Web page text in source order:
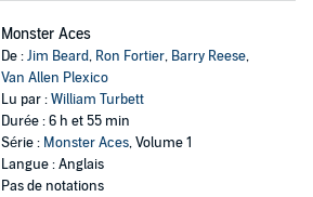
Monster Aces
De :Jim Beard, Ron Fortier, Barry Reese,
Van Allen Plexico
Lu par :William Turbett
Durée : 6 h et 55 min
Série : Monster Aces, Volume 1
Langue : Anglais
Pas de notations